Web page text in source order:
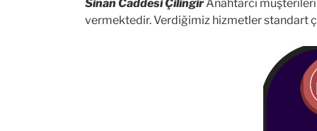
Sinan Caddesi ÇilingirAnahtarcı
vermektedir. Verdiğimiz hizmetler standart